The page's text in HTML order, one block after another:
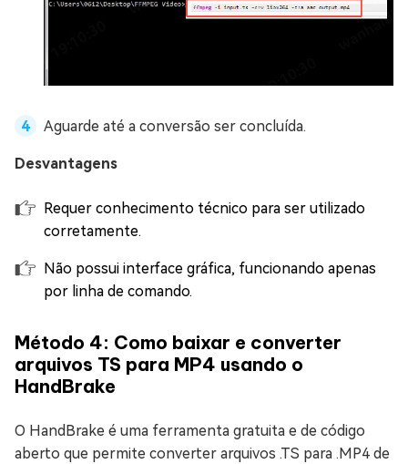
Aguarde até a conversão ser concluída.
Desvantagens
Requer conhecimento técnico para ser utilizado
corretamente.
Não possui interface gráfica, funcionando apenas
por linha de comando.
Método 4: Como baixar e converter
arquivos TS para MP4 usando o
HandBrake
O HandBrake é uma ferramenta gratuita e de código
aberto que permite converter arquivos .TS para .MP4 de